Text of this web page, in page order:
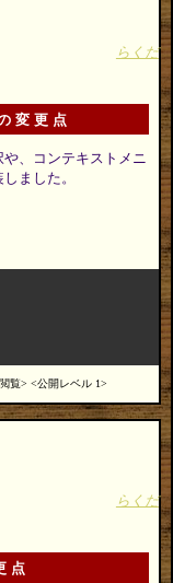
らくだ
変更点
、コンテキストメニ
ました。
覧 公開レベル 1
らくだ
点